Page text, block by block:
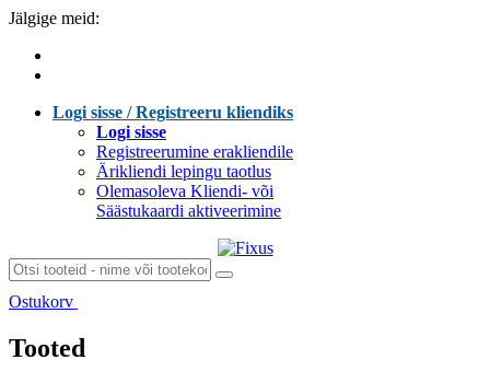
Jälgige meid:
Logi sisse / Registreeru kliendiks
Logi sisse
Registreerumine erakliendile
Ärikliendi lepingu taotlus
Olemasoleva Kliendi- või
Säästukaardi aktiveerimine
Ostukorv
Tooted